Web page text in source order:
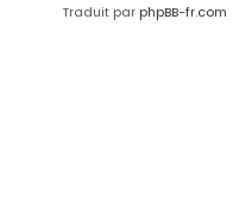
Traduit par phpBB-fr.com